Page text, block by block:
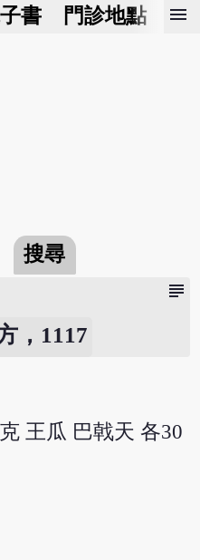
書 門診地點 預
menu
搜尋
subject
，1117
王瓜 巴戟天 各30